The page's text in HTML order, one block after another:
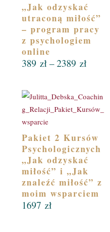
„Jak odzyskać
utraconą miłość”
– program pracy
z psychologiem
online
389 zł–2389 zł
389 zł
do
2389
Pakiet 2 Kursów
Psychologicznych
„Jak odzyskać
miłość” i „Jak
znaleźć miłość” z
moim wsparciem
1697 zł